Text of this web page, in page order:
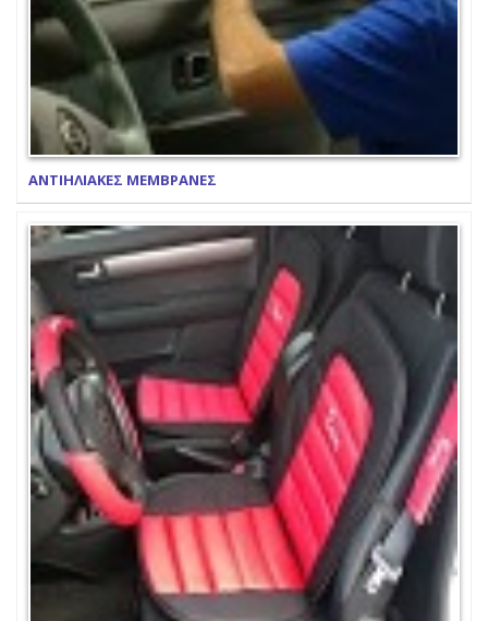
ΑΝΤΙΗΛΙΑΚΕΣ ΜΕΜΒΡΑΝΕΣ